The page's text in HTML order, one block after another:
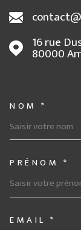
16 rue
80000
NOM *
PRÉNOM *
EMAIL *